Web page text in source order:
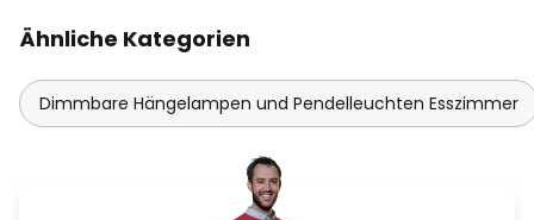
Ähnliche Kategorien
Dimmbare Hängelampen und Pendelleuchten Esszimmer